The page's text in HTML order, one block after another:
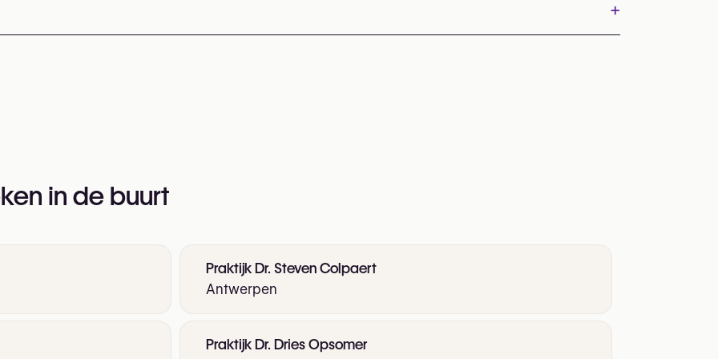
informatie:
+
in de buurt
Praktijk Dr. Steven Colpaert
Antwerpen
Praktijk Dr. Dries Opsomer